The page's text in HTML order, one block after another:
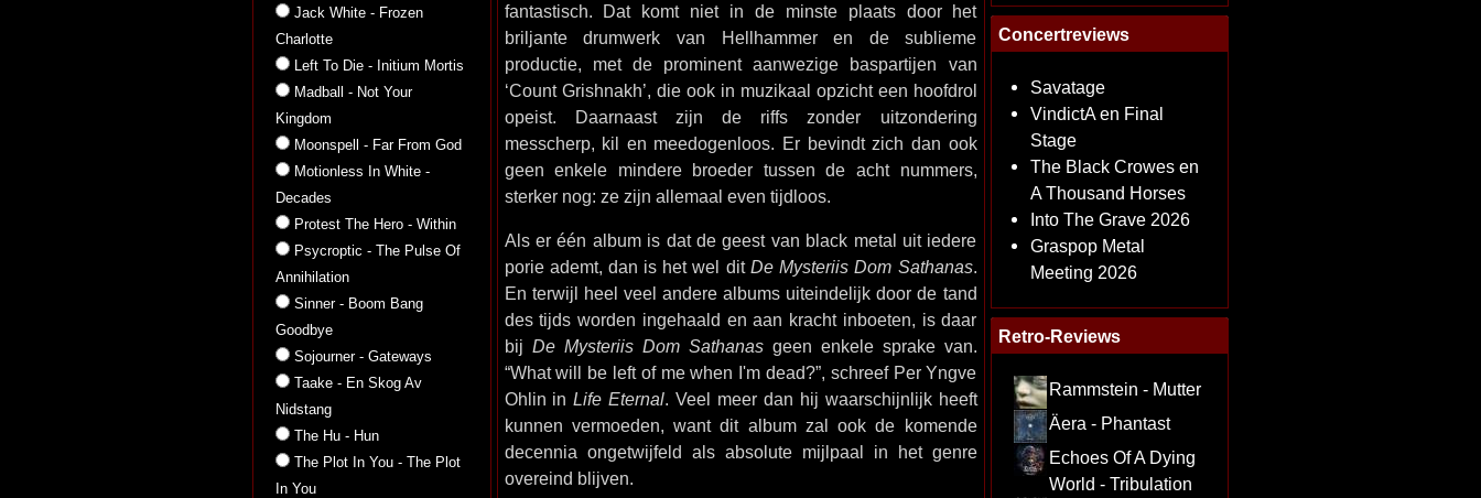
Jack White - Frozen
Charlotte
Left To Die - Initium Mortis
Madball - Not Your
Kingdom
Moonspell - Far From God
Motionless In White -
Decades
Protest The Hero - Within
Psycroptic - The Pulse Of
Annihilation
Sinner - Boom Bang
Goodbye
Sojourner - Gateways
Taake - En Skog Av
Nidstang
The Hu - Hun
The Plot In You - The Plot
In You
fantastisch. Dat komt niet in de minste plaats door het
briljante drumwerk van Hellhammer en de sublieme
productie, met de prominent aanwezige baspartijen van
‘Count Grishnakh’, die ook in muzikaal opzicht een hoofdrol
opeist. Daarnaast zijn de riffs zonder uitzondering
messcherp, kil en meedogenloos. Er bevindt zich dan ook
geen enkele mindere broeder tussen de acht nummers,
sterker nog: ze zijn allemaal even tijdloos.
Als er één album is dat de geest van black metal uit iedere
porie ademt, dan is het wel dit De Mysteriis Dom Sathanas.
En terwijl heel veel andere albums uiteindelijk door de tand
des tijds worden ingehaald en aan kracht inboeten, is daar
bij De Mysteriis Dom Sathanasgeen enkele sprake van.
“What will be left of me when I'm dead?”, schreef Per Yngve
Ohlin inLife Eternal. Veel meer dan hij waarschijnlijk heeft
kunnen vermoeden, want dit album zal ook de komende
decennia ongetwijfeld als absolute mijlpaal in het genre
overeind blijven.
Concertreviews
Savatage
VindictA en Final
Stage
The Black Crowes en
A Thousand Horses
Into The Grave 2026
Graspop Metal
Meeting 2026
Retro-Reviews
Rammstein - Mutter
Äera - Phantast
Echoes Of A Dying
World - Tribulation